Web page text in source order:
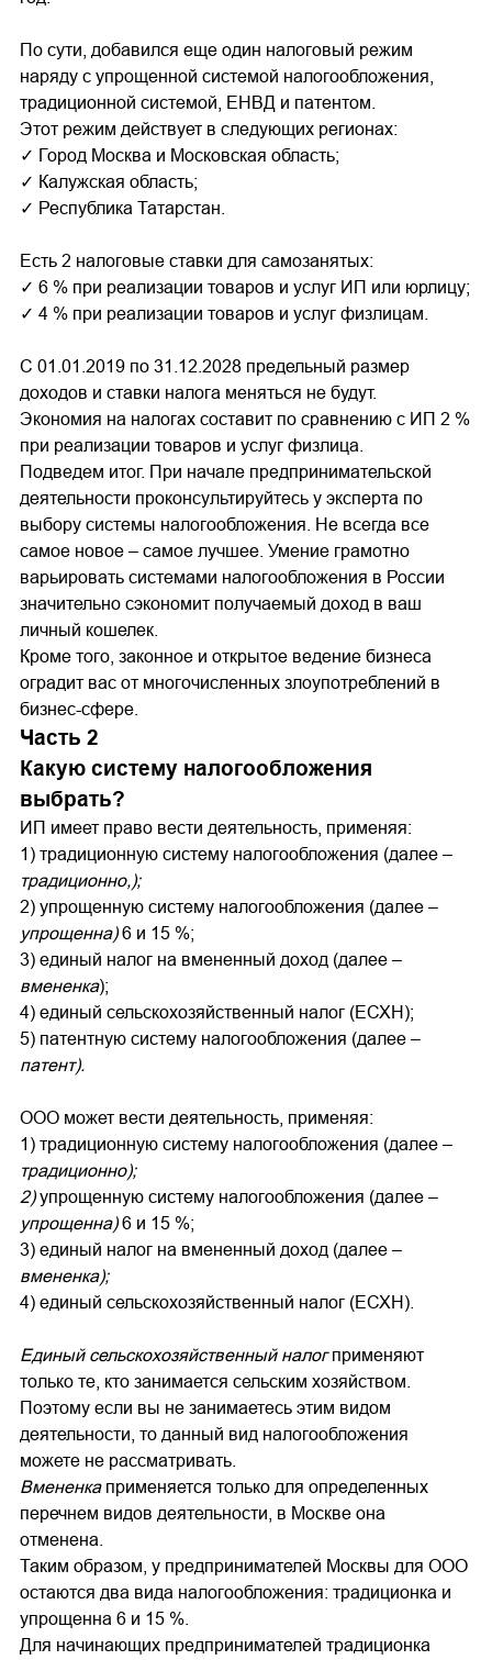
По сути, добавился еще один налоговый режим
наряду с упрощенной системой налогообложения,
традиционной системой, ЕНВД и патентом.
Этот режим действует в следующих регионах:
✓ Город Москва и Московская область;
✓ Калужская область;
✓ Республика Татарстан.
Есть 2 налоговые ставки для самозанятых:
✓ 6 % при реализации товаров и услуг ИП или юрлицу;
✓ 4 % при реализации товаров и услуг физлицам.
С 01.01.2019 по 31.12.2028 предельный размер
доходов и ставки налога меняться не будут.
Экономия на налогах составит по сравнению с ИП 2 %
при реализации товаров и услуг физлица.
Подведем итог. При начале предпринимательской
деятельности проконсультируйтесь у эксперта по
выбору системы налогообложения. Не всегда все
самое новое – самое лучшее. Умение грамотно
варьировать системами налогообложения в России
значительно сэкономит получаемый доход в ваш
личный кошелек.
Кроме того, законное и открытое ведение бизнеса
оградит вас от многочисленных злоупотреблений в
бизнес-сфере.
Часть 2
Какую систему налогообложения
выбрать?
ИП имеет право вести деятельность, применяя:
1) традиционную систему налогообложения (далее –
традиционно,);
2) упрощенную систему налогообложения (далее –
упрощенна)6 и 15 %;
3) единый налог на вмененный доход (далее –
вмененка);
4) единый сельскохозяйственный налог (ЕСХН);
5) патентную систему налогообложения (далее –
патент).
ООО может вести деятельность, применяя:
1) традиционную систему налогообложения (далее –
традиционно);
2)упрощенную систему налогообложения (далее –
упрощенна)6 и 15 %;
3) единый налог на вмененный доход (далее –
вмененка);
4) единый сельскохозяйственный налог (ЕСХН).
Единый сельскохозяйственный налогприменяют
только те, кто занимается сельским хозяйством.
Поэтому если вы не занимаетесь этим видом
деятельности, то данный вид налогообложения
можете не рассматривать.
Вмененкаприменяется только для определенных
перечнем видов деятельности, в Москве она
отменена.
Таким образом, у предпринимателей Москвы для ООО
остаются два вида налогообложения: традиционка и
упрощенна 6 и 15 %.
Для начинающих предпринимателей традиционка